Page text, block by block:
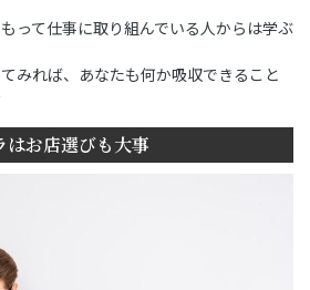
って仕事に取り組んでいる人からは学ぶ
みれば、あなたも何か吸収できること
はお店選びも大事